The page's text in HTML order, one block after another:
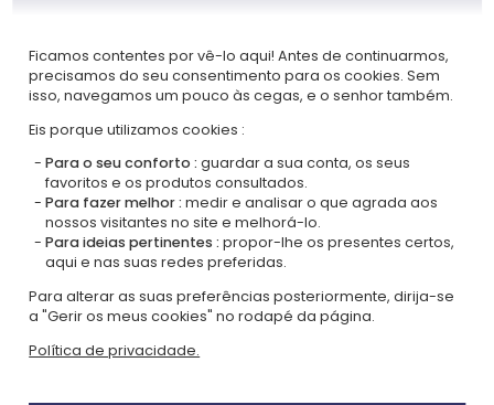
Têxtil personalizado
Têxteis de cozinha personalizados
Sacos personalizados
Estojo e bolsa personalizados
Vestuário personalizado
Peluches personalizados
Roupa de bebé personalizada
Botas e gorros de Natal personalizados
Decoração personalizada
Cadeiras de realizador personalizadas
Quadros e cartazes personalizados
Retratos personalizados a partir de uma fotografia
Ficamos contentes por vê-lo aqui! Antes de continuarmos,
precisamos do seu consentimento para os cookies. Sem
isso, navegamos um pouco às cegas, e o senhor também.
Eis porque utilizamos cookies :
Para o seu conforto : guardar a sua conta, os seus
favoritos e os produtos consultados.
Para fazer melhor : medir e analisar o que agrada aos
nossos visitantes no site e melhorá-lo.
Para ideias pertinentes : propor-lhe os presentes certos,
aqui e nas suas redes preferidas.
Para alterar as suas preferências posteriormente, dirija-se
a "Gerir os meus cookies" no rodapé da página.
Política de privacidade.